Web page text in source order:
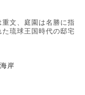
重文、庭園は名勝に指
た琉球王国時代の邸宅
岸